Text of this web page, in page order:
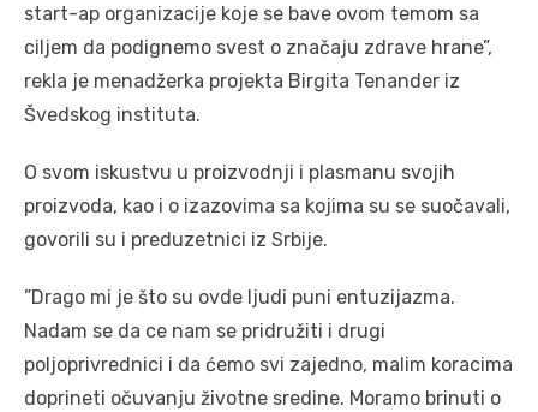
start-ap organizacije koje se bave ovom temom sa
ciljem da podignemo svest o značaju zdrave hrane”,
rekla je menadžerka projekta Birgita Tenander iz
Švedskog instituta.
O svom iskustvu u proizvodnji i plasmanu svojih
proizvoda, kao i o izazovima sa kojima su se suočavali,
govorili su i preduzetnici iz Srbije.
”Drago mi je što su ovde ljudi puni entuzijazma.
Nadam se da ce nam se pridružiti i drugi
poljoprivrednici i da ćemo svi zajedno, malim koracima
doprineti očuvanju životne sredine. Moramo brinuti o